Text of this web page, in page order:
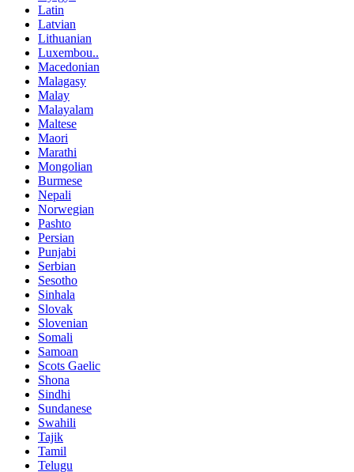
Latin
Latvian
Lithuanian
Luxembou..
Macedonian
Malagasy
Malay
Malayalam
Maltese
Maori
Marathi
Mongolian
Burmese
Nepali
Norwegian
Pashto
Persian
Punjabi
Serbian
Sesotho
Sinhala
Slovak
Slovenian
Somali
Samoan
Scots Gaelic
Shona
Sindhi
Sundanese
Swahili
Tajik
Tamil
Telugu